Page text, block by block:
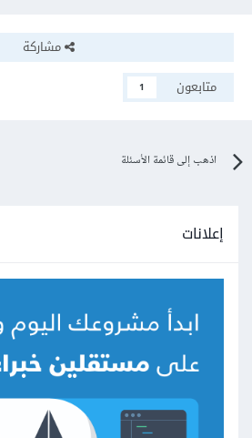
مشاركة
متابعون
1
اذهب إلى قائمة الأسئلة
إعلانات